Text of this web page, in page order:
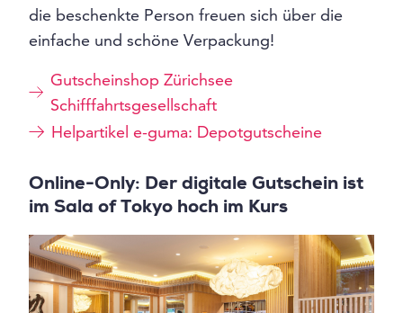
die beschenkte Person freuen sich über die
einfache und schöne Verpackung!
Gutscheinshop Zürichsee
Schifffahrtsgesellschaft
Helpartikel e-guma: Depotgutscheine
Online-Only: Der digitale Gutschein ist
im Sala of Tokyo hoch im Kurs